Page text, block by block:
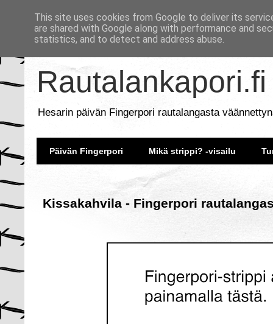
Rautalankapori.fi
Hesarin päivän Fingerpori rautalangasta
Päivän Fingerpori Mikä strippi? -visailu
Kissakahvila - Fingerpori
This site uses cookies from Google to deliver its
are shared with Google along with performance and
statistics, and to detect and address abuse.